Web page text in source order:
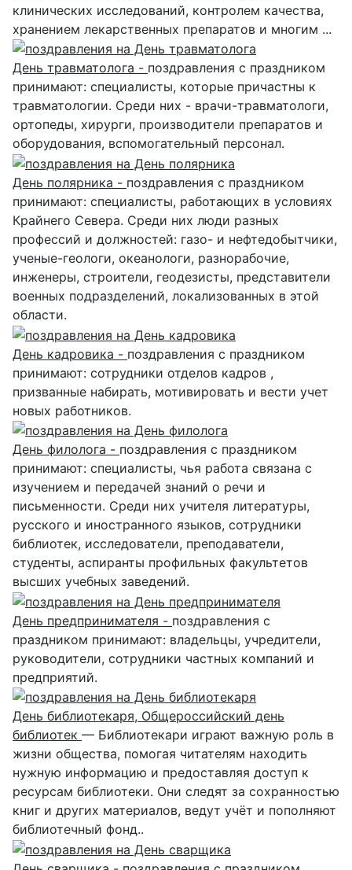
клинических исследований, контролем качества,
хранением лекарственных препаратов и многим ...
День травматолога - поздравления с праздником
принимают: специалисты, которые причастны к
травматологии. Среди них - врачи-травматологи,
ортопеды, хирурги, производители препаратов и
оборудования, вспомогательный персонал.
День полярника - поздравления с праздником
принимают: специалисты, работающих в условиях
Крайнего Севера. Среди них люди разных
профессий и должностей: газо- и нефтедобытчики,
ученые-геологи, океанологи, разнорабочие,
инженеры, строители, геодезисты, представители
военных подразделений, локализованных в этой
области.
День кадровика - поздравления с праздником
принимают: сотрудники отделов кадров ,
призванные набирать, мотивировать и вести учет
новых работников.
День филолога - поздравления с праздником
принимают: специалисты, чья работа связана с
изучением и передачей знаний о речи и
письменности. Среди них учителя литературы,
русского и иностранного языков, сотрудники
библиотек, исследователи, преподаватели,
студенты, аспиранты профильных факультетов
высших учебных заведений.
День предпринимателя - поздравления с
праздником принимают: владельцы, учредители,
руководители, сотрудники частных компаний и
предприятий.
День библиотекаря, Общероссийский день
библиотек — Библиотекари играют важную роль в
жизни общества, помогая читателям находить
нужную информацию и предоставляя доступ к
ресурсам библиотеки. Они следят за сохранностью
книг и других материалов, ведут учёт и пополняют
библиотечный фонд..